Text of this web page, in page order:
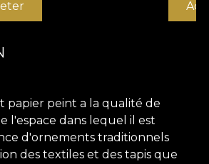
papier peint a la qualité de
l'espace dans lequel il est
d'ornements traditionnels
des textiles et des tapis que